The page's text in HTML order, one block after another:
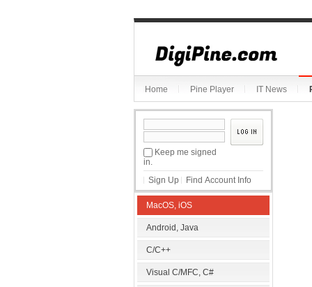
Home Pine Player IT News
Keep me signed
in.
Sign Up
Find Account Info
MacOS, iOS
Android, Java
C/C++
Visual C/MFC, C#
Sketchbook5, 스케치북5
Sketchbook5, 스케치북5